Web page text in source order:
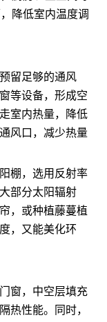
降低室内温度调
留足够的通风
等设备，形成空
室内热量，降低
风口，减少热量
棚，选用反射率
部分太阳辐射
，或种植藤蔓植
，又能美化环
窗，中空层填充
热性能。同时，